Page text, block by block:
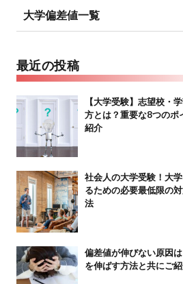
大学偏差値一覧
最近の投稿
【大学受験】志望校・
方とは？重要な8つのポ
紹介
社会人の大学受験！大
るための必要最低限の
法
偏差値が伸びない原因
を伸ばす方法と共にご